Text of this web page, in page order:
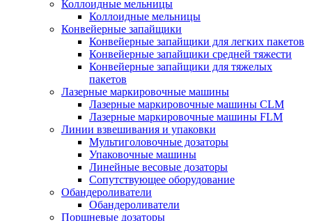
Коллоидные мельницы
Коллоидные мельницы
Конвейерные запайщики
Конвейерные запайщики для легких пакетов
Конвейерные запайщики средней тяжести
Конвейерные запайщики для тяжелых
пакетов
Лазерные маркировочные машины
Лазерные маркировочные машины CLM
Лазерные маркировочные машины FLM
Линии взвешивания и упаковки
Мультиголовочные дозаторы
Упаковочные машины
Линейные весовые дозаторы
Сопутствующее оборудование
Обандероливатели
Обандероливатели
Поршневые дозаторы